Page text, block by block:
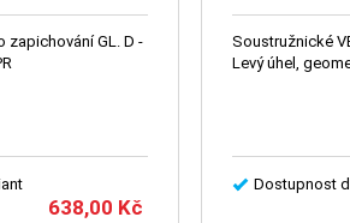
zapichování GL. D -
638,00 Kč
geometrie
Soustružnické
Levý úhel,
Dostupnost